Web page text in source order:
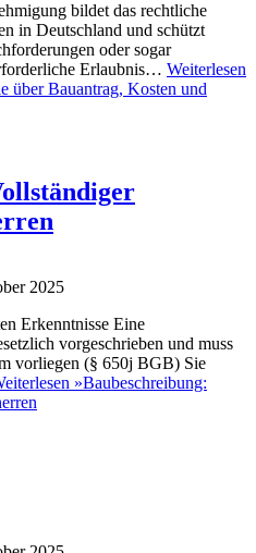
bildet das rechtliche
in Deutschland und schützt
oder sogar
Erlaubnis… Weiterlesen
über Bauantrag, Kosten und
2025
Erkenntnisse Eine
vorgeschrieben und muss
vorliegen (§ 650j BGB) Sie
»Baubeschreibung: